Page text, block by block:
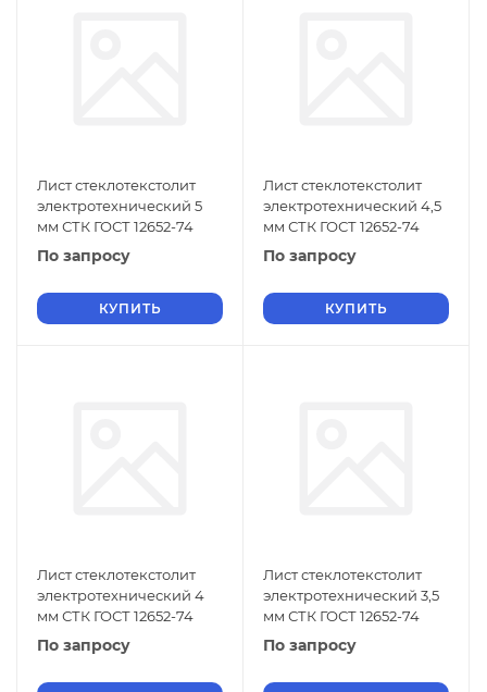
Лист стеклотекстолит
электротехнический 5
мм СТК ГОСТ 12652-74
По запросу
КУПИТЬ
Лист стеклотекстолит
электротехнический 4,5
мм СТК ГОСТ 12652-74
По запросу
КУПИТЬ
Лист стеклотекстолит
электротехнический 4
мм СТК ГОСТ 12652-74
По запросу
Лист стеклотекстолит
электротехнический 3,5
мм СТК ГОСТ 12652-74
По запросу